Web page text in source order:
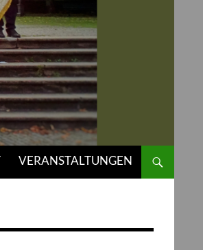
VERANSTALTUNGEN